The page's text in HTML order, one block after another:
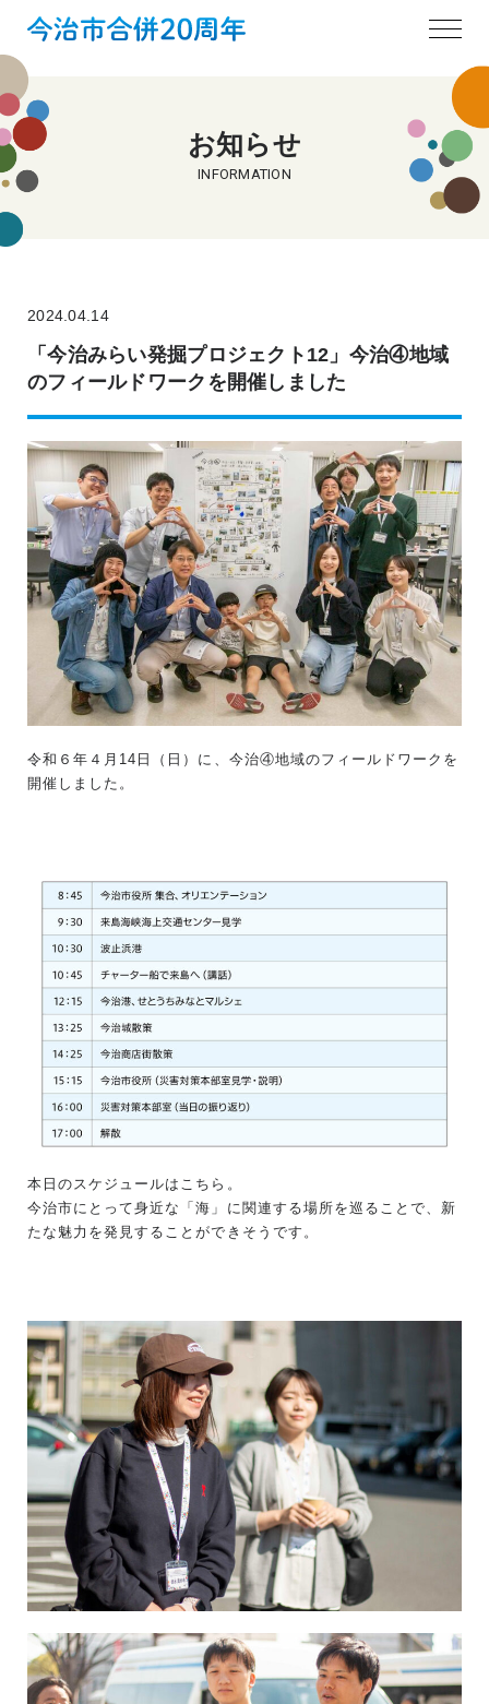
お知らせ
INFORMATION
2024.04.14
「今治みらい発掘プロジェクト12」今治④地域
のフィールドワークを開催しました
令和６年４月14日（日）に、今治④地域のフィールドワークを
開催しました。
本日のスケジュールはこちら。
今治市にとって身近な「海」に関連する場所を巡ることで、新
たな魅力を発見することができそうです。